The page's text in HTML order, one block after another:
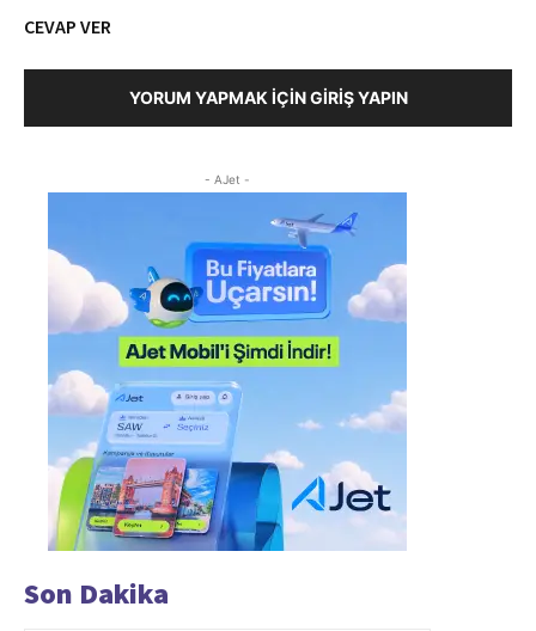
CEVAP VER
YORUM YAPMAK İÇIN GIRIŞ YAPIN
- AJet -
Son Dakika